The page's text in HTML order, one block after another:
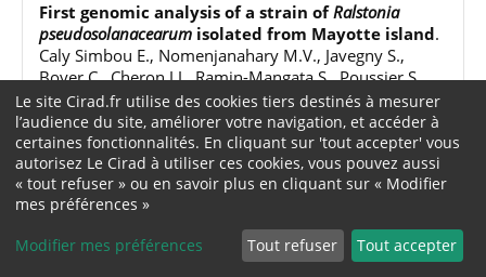
First genomic analysis of a strain ofRalstonia
pseudosolanacearum isolated from Mayotte island.
Caly Simbou E., Nomenjanahary M.V., Javegny S.,
Boyer C., Cheron J.J., Ramin-Mangata S., Poussier S.,
Pecrix Y..2026.BMC Genomic Data ,27 DOI :
10.1186/s12863-025-01395-2
Evidence of exposure to bluetongue and
epizootic haemorrhagic disease viruses in the
ruminant population of Mauritius and Rodrigues
Cetre-Sossah C., Ramprogus S., Boucher F.,
Le site Cirad.fr utilise des cookies tiers destinés à mesurer
l’audience du site, améliorer votre navigation, et accéder à
certaines fonctionnalités. En cliquant sur 'tout accepter' vous
autorisez Le Cirad à utiliser ces cookies, vous pouvez aussi
« tout refuser » ou en savoir plus en cliquant sur « Modifier
mes préférences »
Modifier mes préférences Tout refuser Tout accepter